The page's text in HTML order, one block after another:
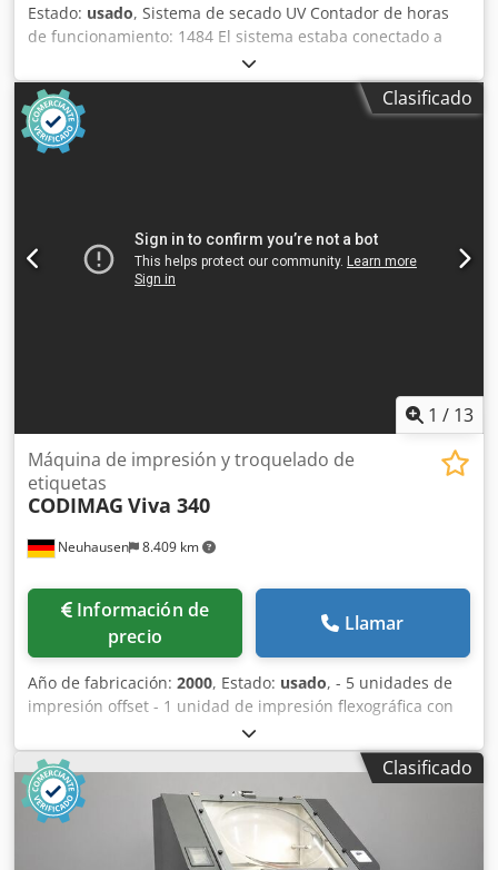
Estado: usado, Sistema de secado UV Contador de horas
de funcionamiento: 1484 El sistema estaba conectado a
una Heidelberg GTO 52 con sistema de barnizado LACO 52.
No se requiere una conexión directa con las
máquinas/equipos previos. Dedpfxozr I U De Amasck Está
instalado un emisor de rayos UV usado, modelo ADNOS
04204B4 (referencia actual: ADS 53-160).
Clasificado
1 / 13
Neuhausen 8.409 km
Máquina de impresión y troquelado de
etiquetas
CODIMAG Viva 340
Información de
precio
Llamar
Año de fabricación: 2000, Estado: usado, - 5 unidades de
impresión offset - 1 unidad de impresión flexográfica con
barniz - 6 sistemas de secado UV (refrigerados por aire) -
Unidad de troquelado rotativo - GAP Master - Sistema de
control de la banda mediante vídeo BST Rotativa completa
de 355,6 mm Ancho máximo de la banda: 340 mm Dodpey
H U Uijfx Amaock Ancho mínimo de la banda: 120 mm
Clasificado